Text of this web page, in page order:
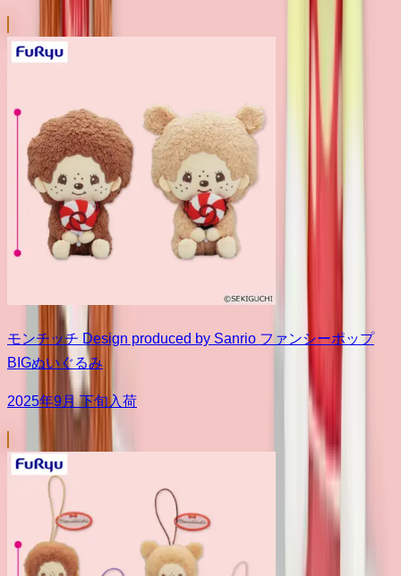
モンチッチ Design produced by Sanrio ファンシーポップ
BIGぬいぐるみ
2025年9月 下旬入荷